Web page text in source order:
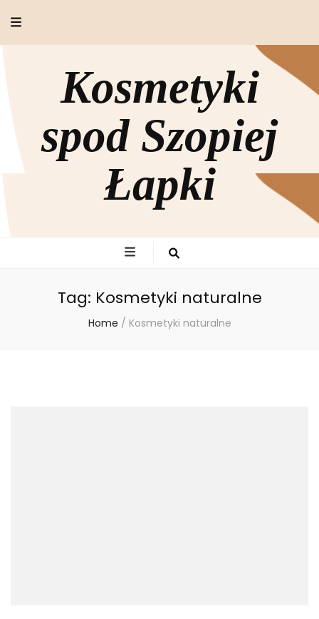
Kosmetyki
spod Szopiej
Łapki
Tag: Kosmetyki naturalne
Home / Kosmetyki naturalne